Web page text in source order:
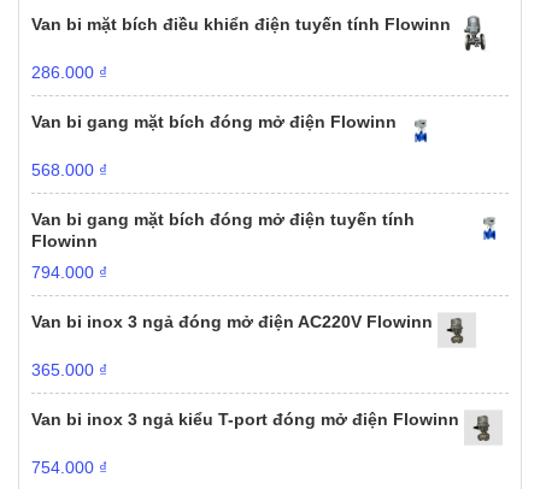
Van bi mặt bích điều khiển điện tuyến tính Flowinn
286.000 ₫
Van bi gang mặt bích đóng mở điện Flowinn
568.000 ₫
Van bi gang mặt bích đóng mở điện tuyến tính
Flowinn
794.000 ₫
Van bi inox 3 ngả đóng mở điện AC220V Flowinn
365.000 ₫
Van bi inox 3 ngả kiểu T-port đóng mở điện Flowinn
754.000 ₫